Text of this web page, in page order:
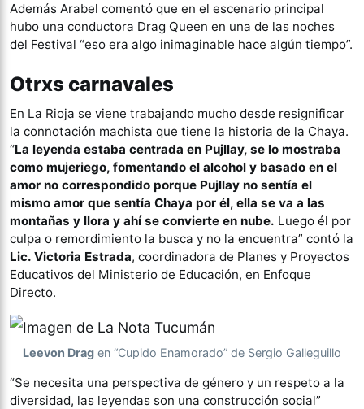
Además Arabel comentó que en el escenario principal
hubo una conductora Drag Queen en una de las noches
del Festival “eso era algo inimaginable hace algún tiempo”.
Otrxs carnavales
En La Rioja se viene trabajando mucho desde resignificar
la connotación machista que tiene la historia de la Chaya.
“La leyenda estaba centrada en Pujllay, se lo mostraba
como mujeriego, fomentando el alcohol y basado en el
amor no correspondido porque Pujllay no sentía el
mismo amor que sentía Chaya por él, ella se va a las
montañas y llora y ahí se convierte en nube. Luego él por
culpa o remordimiento la busca y no la encuentra” contó la
Lic. Victoria Estrada, coordinadora de Planes y Proyectos
Educativos del Ministerio de Educación, en Enfoque
Directo.
Leevon Drag en “Cupido Enamorado” de Sergio Galleguillo
“Se necesita una perspectiva de género y un respeto a la
diversidad, las leyendas son una construcción social”